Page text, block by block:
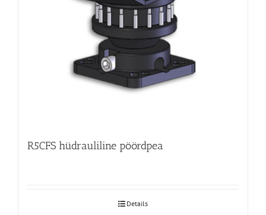
R5CFS hüdrauliline pöördpea
Details